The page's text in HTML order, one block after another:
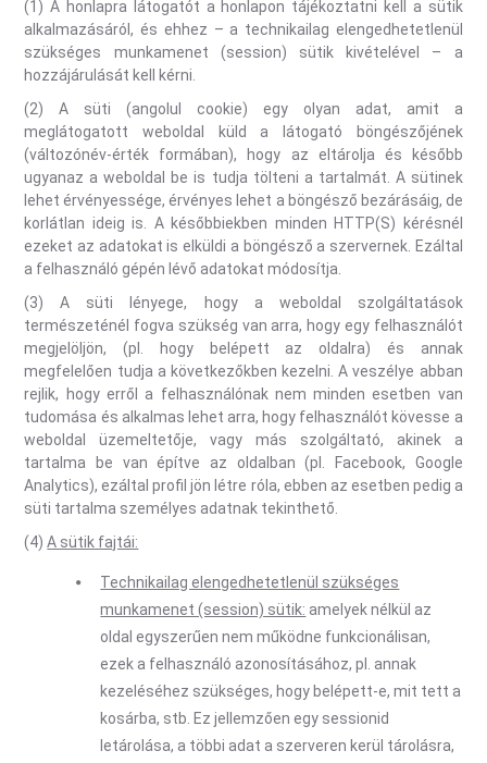
(1) A honlapra látogatót a honlapon tájékoztatni kell a sütik
alkalmazásáról, és ehhez – a technikailag elengedhetetlenül
szükséges munkamenet (session) sütik kivételével – a
hozzájárulását kell kérni.
(2) A süti (angolul cookie) egy olyan adat, amit a
meglátogatott weboldal küld a látogató böngészőjének
(változónév-érték formában), hogy az eltárolja és később
ugyanaz a weboldal be is tudja tölteni a tartalmát. A sütinek
lehet érvényessége, érvényes lehet a böngésző bezárásáig, de
korlátlan ideig is. A későbbiekben minden HTTP(S) kérésnél
ezeket az adatokat is elküldi a böngésző a szervernek. Ezáltal
a felhasználó gépén lévő adatokat módosítja.
(3) A süti lényege, hogy a weboldal szolgáltatások
természeténél fogva szükség van arra, hogy egy felhasználót
megjelöljön, (pl. hogy belépett az oldalra) és annak
megfelelően tudja a következőkben kezelni. A veszélye abban
rejlik, hogy erről a felhasználónak nem minden esetben van
tudomása és alkalmas lehet arra, hogy felhasználót kövesse a
weboldal üzemeltetője, vagy más szolgáltató, akinek a
tartalma be van építve az oldalban (pl. Facebook, Google
Analytics), ezáltal profil jön létre róla, ebben az esetben pedig a
süti tartalma személyes adatnak tekinthető.
(4)A sütik fajtái:
Technikailag elengedhetetlenül szükséges
munkamenet (session) sütik: amelyek nélkül az
oldal egyszerűen nem működne funkcionálisan,
ezek a felhasználó azonosításához, pl. annak
kezeléséhez szükséges, hogy belépett-e, mit tett a
kosárba, stb. Ez jellemzően egy sessionid
letárolása, a többi adat a szerveren kerül tárolásra,